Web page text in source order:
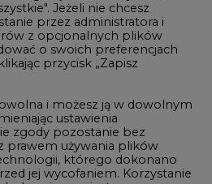
Jeżeli nie chcesz
przez administratora i
z opcjonalnych plików
o swoich preferencjach
przycisk „Zapisz
i możesz ją w dowolnym
ustawienia
zgody pozostanie bez
prawem używania plików
którego dokonano
jej wycofaniem. Korzystanie